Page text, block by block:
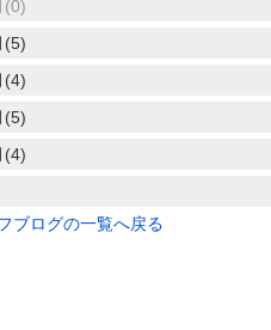
(0)
(5)
(4)
(5)
(4)
ブログの一覧へ戻る